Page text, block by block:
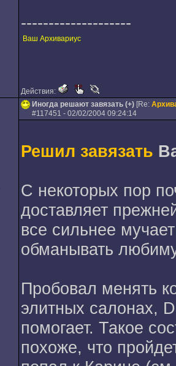
--------------------
Ваш Архивариус
Действия:
Иногда решают завязать (+) [Re:
#117451 - 02/02/2004 09:24:14
Решил завязать
С некоторых пор
доставляет
все сильнее
обманывать
Пробовал менять
элитных салонах,
помогает. Такое
похоже, что